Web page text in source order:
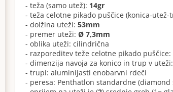
- teža (samo utež): 14gr
- teža celotne pikado puščice (konica-utež-
- dolžina uteži: 53mm
- premer uteži: Ø 7,3mm
- oblika uteži: cilindrična
- razporeditev teže celotne pikado
- dimenzija navoja za konico in trup v
- trupi: aluminijasti enobarvni rdeči
- peresa: Penthatlon standardne